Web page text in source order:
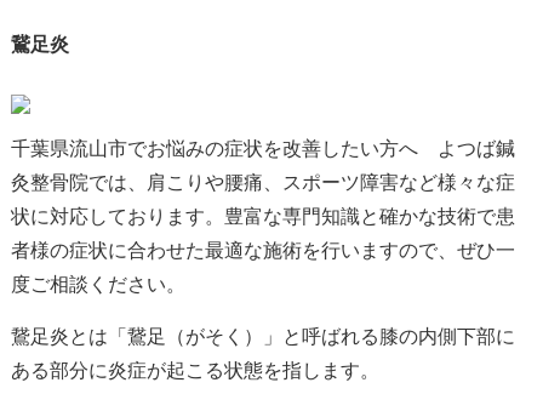
鵞足炎
千葉県流山市でお悩みの症状を改善したい方へ よつば鍼
灸整骨院では、肩こりや腰痛、スポーツ障害など様々な症
状に対応しております。豊富な専門知識と確かな技術で患
者様の症状に合わせた最適な施術を行いますので、ぜひ一
度ご相談ください。
鵞足炎とは「鵞足（がそく）」と呼ばれる膝の内側下部に
ある部分に炎症が起こる状態を指します。